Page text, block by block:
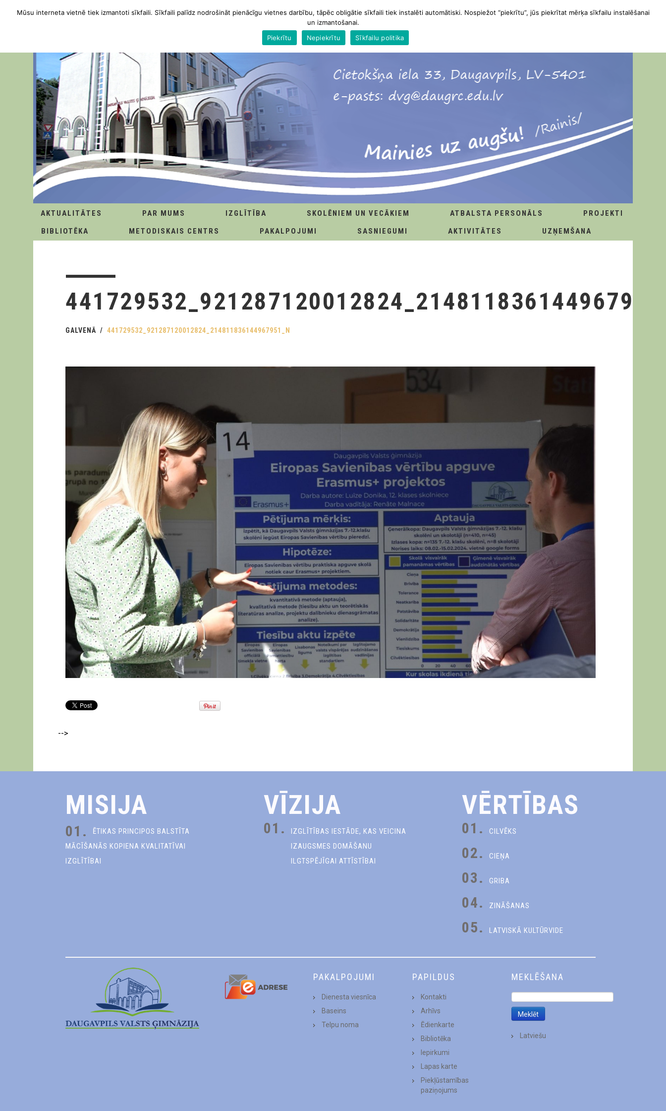
AKTUALITĀTES PAR MUMS IZGLĪTĪBA SKOLĒNIEM UN VECĀKIEM ATBALSTA PERSONĀLS
PROJEKTI
BIBLIOTĒKA
METODISKAIS CENTRS PAKALPOJUMI SASNIEGUMI AKTIVITĀTES UZŅEMŠANA
GALVENĀ 441729532_921287120012824_214811836144967951_N
-->
MISIJA
01.
ĒTIKAS PRINCIPOS BALSTĪTA
MĀCĪŠANĀS KOPIENA KVALITATĪVAI
IZGLĪTĪBAI
VĪZIJA
01.
IZGLĪTĪBAS IESTĀDE, KAS VEICINA
IZAUGSMES DOMĀŠANU
ILGTSPĒJĪGAI ATTĪSTĪBAI
VĒRTĪBAS
01. CILVĒKS
02. CIEŅA
03. GRIBA
04. ZINĀŠANAS
05. LATVISKĀ KULTŪRVIDE
PAKALPOJUMI
Dienesta viesnīca
Baseins
Telpu noma
PAPILDUS
Kontakti
Arhīvs
Ēdienkarte
Bibliotēka
Iepirkumi
Lapas karte
Piekļūstamības
paziņojums
MEKLĒŠANA
Latviešu
Mūsu interneta vietnē tiek izmantoti sīkfaili. Sīkfaili palīdz nodrošināt pienācīgu vietnes darbību, tāpēc obligātie sīkfaili tiek instalēti automātiski. Nospiežot “piekrītu”, jūs piekrītat mērķa sīkfailu instalēšanai
un izmantošanai.
Piekrītu
Nepiekrītu Sīkfailu politika